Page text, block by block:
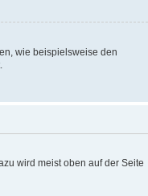
wie beispielsweise den
wird meist oben auf der Seite